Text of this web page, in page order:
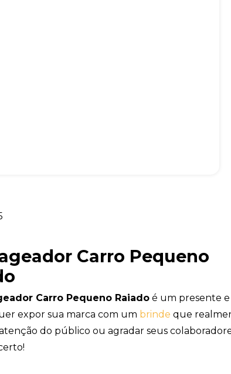
Carro Pequeno
Carro Pequeno Raiado é um presente
expor sua marca com um brinde que
do público ou agradar seus